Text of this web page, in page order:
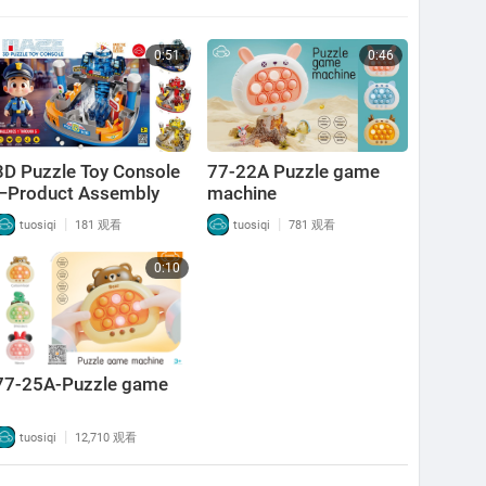
0:51
Puzzle Toy Console
Assembly
tuosiqi | 181 观看
0:46
77-22A Puzzle game
machine
tuosiqi | 781 观看
0:10
25A-Puzzle game
tuosiqi | 12,710 观看